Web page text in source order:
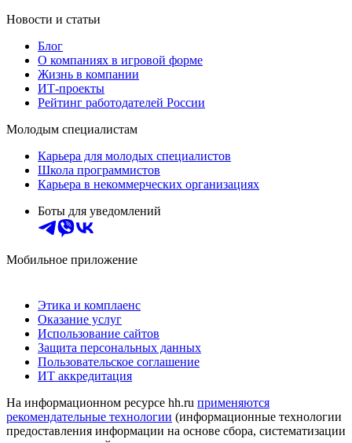
Новости и статьи
Блог
О компаниях в игровой форме
Жизнь в компании
ИТ-проекты
Рейтинг работодателей России
Молодым специалистам
Карьера для молодых специалистов
Школа программистов
Карьера в некоммерческих организациях
Боты для уведомлений
Мобильное приложение
Этика и комплаенс
Оказание услуг
Использование сайтов
Защита персональных данных
Пользовательское соглашение
ИТ аккредитация
На информационном ресурсе hh.ru применяются
рекомендательные технологии (информационные технологии
предоставления информации на основе сбора, систематизации